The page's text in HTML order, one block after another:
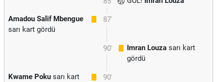
87'
Amadou Salif Mbengue
sarı kart gördü
90' Imran Louza sarı kart
gördü
90'
Kwame Poku sarı kart